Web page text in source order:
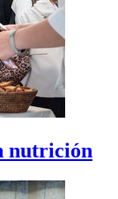
nutrición